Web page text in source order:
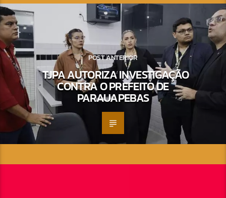
POST ANTERIOR
TJPA AUTORIZA INVESTIGAÇÃO
CONTRA O PREFEITO DE
PARAUAPEBAS